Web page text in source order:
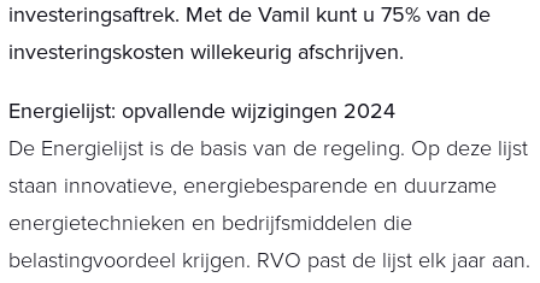
investeringsaftrek. Met de Vamil kunt u 75% van de
investeringskosten willekeurig afschrijven.
Energielijst: opvallende wijzigingen 2024
De Energielijst is de basis van de regeling. Op deze lijst
staan innovatieve, energiebesparende en duurzame
energietechnieken en bedrijfsmiddelen die
belastingvoordeel krijgen. RVO past de lijst elk jaar aan.